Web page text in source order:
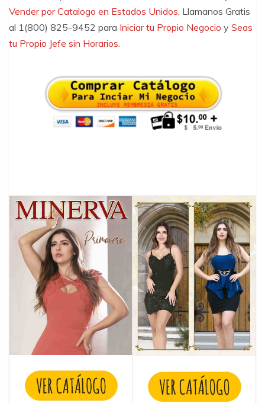
Vender por Catalogo en Estados Unidos, Llamanos Gratis
al 1(800) 825-9452 para Iniciar tu Propio Negocio y Seas
tu Propio Jefe sin Horarios.